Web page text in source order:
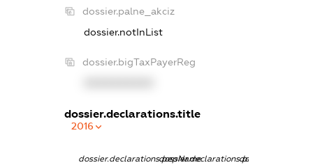
dossier.palne_akciz
dossier.notInList
dossier.bigTaxPayerReg
dossier.declarations.title
2016
dossier.declarations.pepNamedossier.declarations.personName